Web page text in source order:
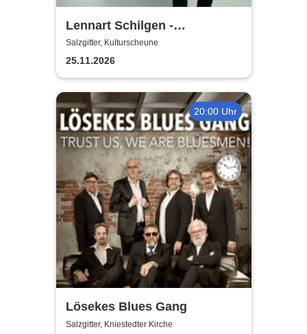
Lennart Schilgen -
Abwesenheitsnotizen
Salzgitter, Kulturscheune
25.11.2026
20:00 Uhr
Lösekes Blues Gang
Salzgitter, Kniestedter Kirche